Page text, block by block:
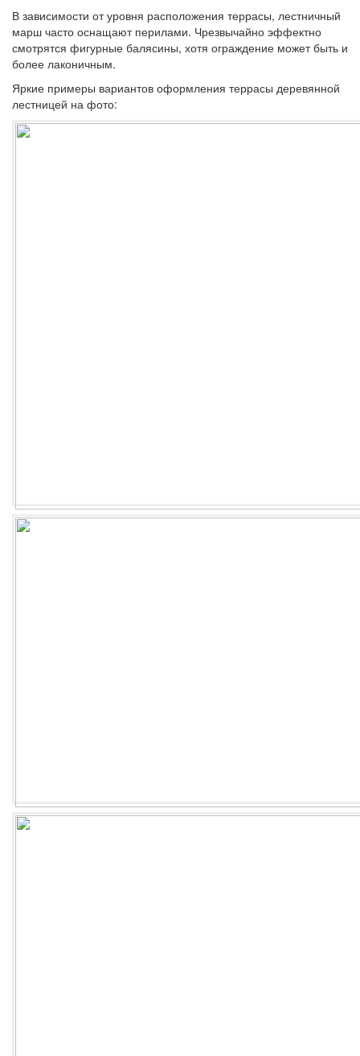
В зависимости от уровня расположения террасы, лестничный
марш часто оснащают перилами. Чрезвычайно эффектно
смотрятся фигурные балясины, хотя ограждение может быть и
более лаконичным.
Яркие примеры вариантов оформления террасы деревянной
лестницей на фото: